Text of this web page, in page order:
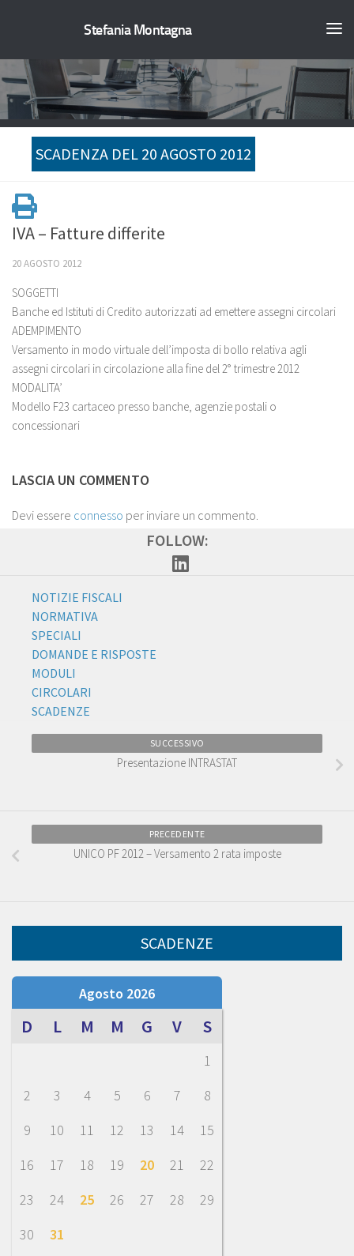
Stefania Montagna
SCADENZA DEL 20 AGOSTO 2012
IVA – Fatture differite
20 AGOSTO 2012
SOGGETTI
Banche ed Istituti di Credito autorizzati ad emettere assegni circolari
ADEMPIMENTO
Versamento in modo virtuale dell’imposta di bollo relativa agli
assegni circolari in circolazione alla fine del 2° trimestre 2012
MODALITA’
Modello F23 cartaceo presso banche, agenzie postali o
concessionari
LASCIA UN COMMENTO
Devi essere connesso per inviare un commento.
FOLLOW:
NOTIZIE FISCALI
NORMATIVA
SPECIALI
DOMANDE E RISPOSTE
MODULI
CIRCOLARI
SCADENZE
SUCCESSIVO
Presentazione INTRASTAT
PRECEDENTE
UNICO PF 2012 – Versamento 2 rata imposte
SCADENZE
Agosto 2026
D L M M G V S
1
2
3 4 5 6 7
8
9
10 11 12 13 14
15
16
17 18 19 20 21
22
23
24 25 26 27 28
29
30
31